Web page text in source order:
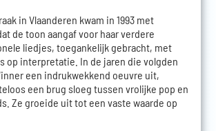
in Vlaanderen kwam in 1993 met
de toon aangaf voor haar verdere
liedjes, toegankelijk gebracht, met
op interpretatie. In de jaren die volgden
een indrukwekkend oeuvre uit,
een brug sloeg tussen vrolijke pop en
Ze groeide uit tot een vaste waarde op